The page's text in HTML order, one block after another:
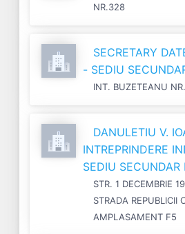
NR.328
SECRETARY
- SEDIU
INT. BUZETEANU
DANULETIU V.
INTREPRINDERE
SEDIU SECUNDAR
STR. 1 DECEMBRIE
STRADA REPUBLICII
AMPLASAMENT F5